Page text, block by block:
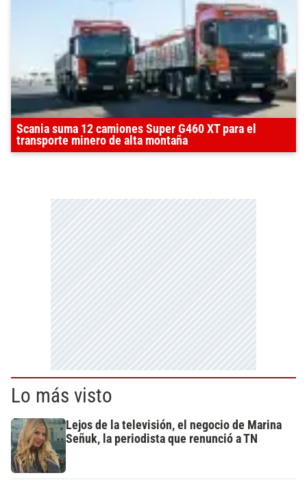
Scania suma 12 camiones Super G460 XT para el
transporte minero de alta montaña
Lo más visto
Lejos de la televisión, el negocio de Marina
Señuk, la periodista que renunció a TN